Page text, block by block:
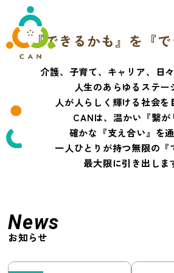
未来
Believe in possibilities,
support challenges,
and create the future
『できるかも』を『で
介護、子育て、キャリア、
人生のあらゆるステー
人が人らしく輝ける社会を
CANは、温かい『繋が
確かな『支え合い』を通
一人ひとりが持つ無限の『
最大限に引き出しま
News
お知らせ